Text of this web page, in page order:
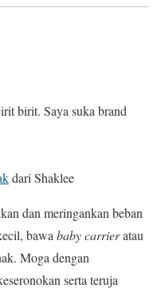
birit. Saya suka brand
dari Shaklee
dan meringankan beban
bawa baby carrieratau
Moga dengan
serta teruja